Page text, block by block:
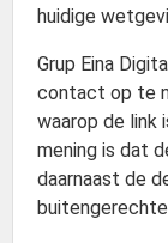
huidige
Grup Eina
contact op te
waarop de link
mening is dat
daarnaast de